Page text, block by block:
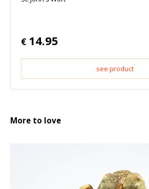
€ 14.95
see product
More to love